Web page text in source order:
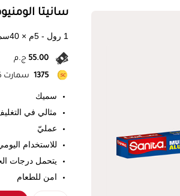
سانيتا
1 رول - 5م × 40سم
55.00 ج.م
1375 سمارت
سميك
مثالي في
عمليّ
للاستخدام
يتحمل درجات
امن للطعام